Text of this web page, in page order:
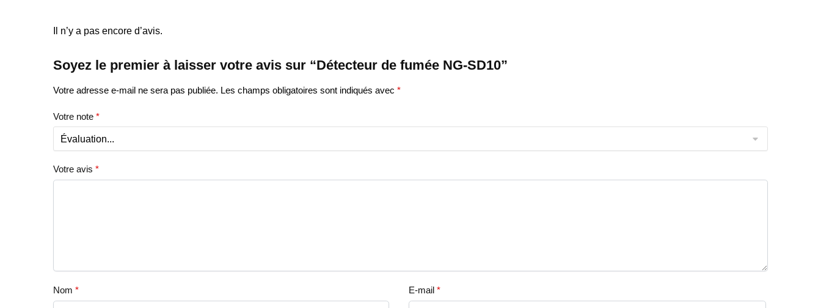
Il n’y a pas encore d’avis.
Soyez le premier à laisser votre avis sur “Détecteur de fumée NG-SD10”
Votre adresse e-mail ne sera pas publiée. Les champs obligatoires sont indiqués avec*
Votre note*
Votre avis*
Nom* E-mail *